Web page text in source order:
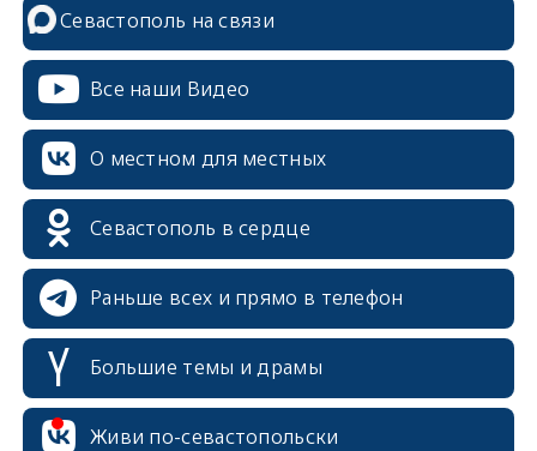
Севастополь на связи
Все наши Видео
О местном для местных
Севастополь в сердце
Раньше всех и прямо в телефон
Большие темы и драмы
Живи по-севастопольски